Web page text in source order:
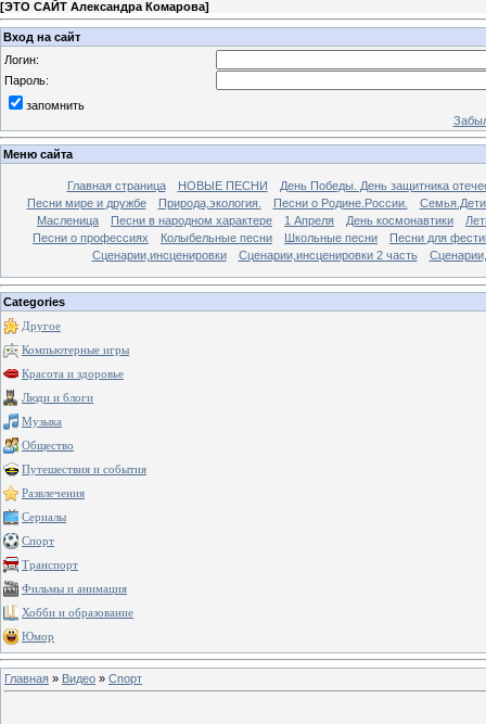
[ЭТО САЙТ Александра Комарова]
Вход на сайт
Логин:
Пароль:
запомнить
Меню сайта
Главная страница НОВЫЕ ПЕСНИ
День Победы. День защитника
Песни мире и дружбе
Природа,экология. Песни о Родине.России.
Масленица
Песни в народном характере 1 Апреля День космонавтики
Песни о профессиях
Колыбельные песни Школьные песни
Песни для
Сценарии,инсценировки
Сценарии,инсценировки 2 часть
Categories
Другое
Компьютерные игры
Красота и здоровье
Люди и блоги
Музыка
Общество
Путешествия и события
Развлечения
Сериалы
Спорт
Транспорт
Фильмы и анимация
Хобби и образование
Юмор
Главная » Видео » Спорт